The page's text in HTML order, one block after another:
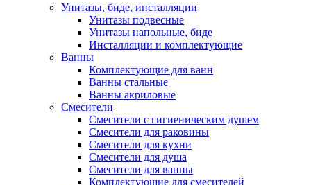
Унитазы, биде, инсталляции
Унитазы подвесные
Унитазы напольные, биде
Инсталляции и комплектующие
Ванны
Комплектующие для ванн
Ванны стальные
Ванны акриловые
Смесители
Смесители с гигиеническим душем
Смесители для раковины
Смесители для кухни
Смесители для душа
Смесители для ванны
Комплектующие для смесителей